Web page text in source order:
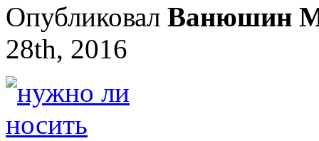
Опубликовал Ванюшин
28th, 2016